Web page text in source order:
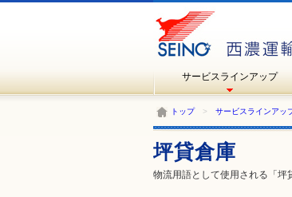
サービスラインアップ
トップ> サービスラインアッ
坪貸倉庫
物流用語として使用される「坪